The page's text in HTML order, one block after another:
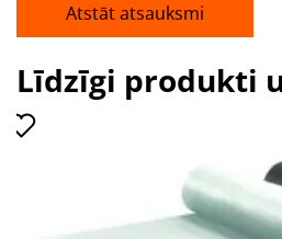
Atstāt atsauksmi
Līdzīgi produkti